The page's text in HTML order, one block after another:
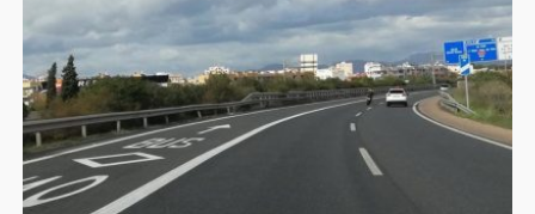
SÍGUENOS